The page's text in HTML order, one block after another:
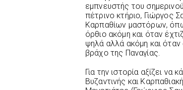
εμπνευστής του
πέτρινο κτήριο, Γιώργος
Καρπαθίων μαστόρων,
όρθιο ακόμη και όταν
ψηλά αλλά ακόμη και όταν
βράχο της Παναγίας.
Για την ιστορία αξίζει
Βυζαντινής και